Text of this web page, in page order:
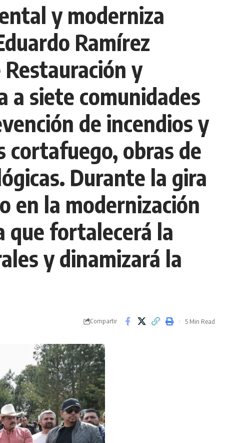
y moderniza
Ramírez
y
a siete comunidades
de incendios y
cortafuego, obras de
Durante la gira
en la modernización
que fortalecerá la
y dinamizará la
Compartir 5 Min Read